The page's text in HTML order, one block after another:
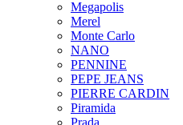
Megapolis
Merel
Monte Carlo
NANO
PENNINE
PEPE JEANS
PIERRE CARDIN
Piramida
Prada